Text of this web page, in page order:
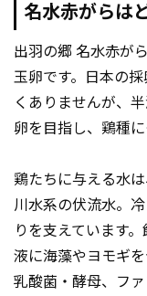
名水赤がらは
出羽の郷 名水赤が
玉卵です。日本の
くありませんが、
卵を目指し、鶏種に
鶏たちに与える水
川水系の伏流水。
りを支えています
液に海藻やヨモギ
乳酸菌・酵母、フ